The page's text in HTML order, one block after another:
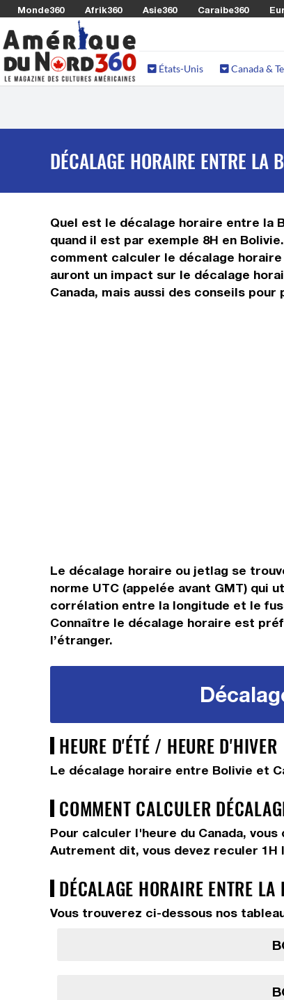
Monde360 Afrik360 Asie360 Caraibe360
États-Unis Canada &
DÉCALAGE HORAIRE ENTRE LA
Quel est le décalage horaire entre la
quand il est par exemple 8H en
comment calculer le décalage horaire
auront un impact sur le décalage
Canada, mais aussi des conseils
Le décalage horaire ou jetlag se
norme UTC (appelée avant GMT) qui
corrélation entre la longitude et le
Connaître le décalage horaire est
l’étranger.
HEURE D'ÉTÉ / HEURE D'HIVER
Le décalage horaire entre Bolivie et
COMMENT CALCULER
Pour calculer l'heure du Canada, vous
Autrement dit, vous devez reculer 1H
DÉCALAGE HORAIRE ENTRE
Vous trouverez ci-dessous nos